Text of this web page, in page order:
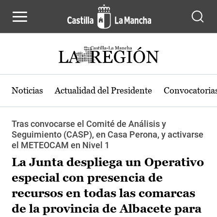
Noticias Actualidad del Presidente
Tras convocarse el Comité de Análisis y
Seguimiento (CASP), en Casa Perona, y activarse
el METEOCAM en Nivel 1
La Junta despliega un Operativo
especial con presencia de
recursos en todas las comarcas
de la provincia de Albacete para